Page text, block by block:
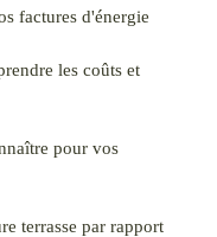
factures d'énergie
les coûts et
pour vos
terrasse par rapport